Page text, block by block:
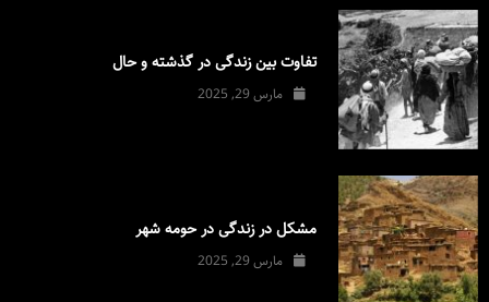
تفاوت بین زندگی در گذشته و حال
مارس 29, 2025
مشکل در زندگی در حومه شهر
مارس 29, 2025